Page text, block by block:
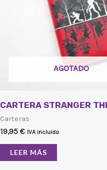
AGOTADO
CARTERA STRANGER
Carteras
19,95 € IVA incluido
LEER MÁS